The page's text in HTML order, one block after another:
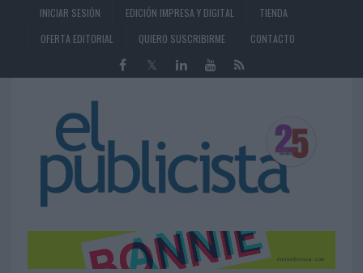
INICIAR SESIÓN EDICIÓN IMPRESA Y DIGITAL
TIENDA
OFERTA EDITORIAL
QUIERO SUSCRIBIRME CONTACTO